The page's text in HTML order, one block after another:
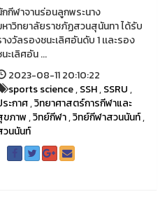
กกีฬาจานร่อนลูกพระนาง
หาวิทยาลัยราชภัฏสวนสุนันทา ได้รับ
งวัลรองชนะเลิศอันดับ 1 เเละรอง
ะเลิศอัน ...
2023-08-11 20:10:22
sports science,SSH,SSRU,
ะกาศ,วิทยาศาสตร์การกีฬาและ
ขภาพ,วิทย์กีฬา,วิทย์กีฬาสวนนันท์,
วนนันท์